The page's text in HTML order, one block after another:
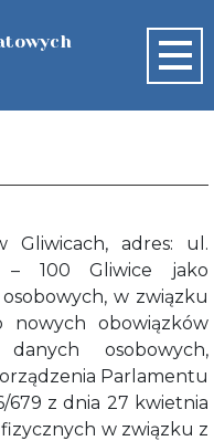
ZE
DRÓG
Gliwicach, adres: ul.
– 100 Gliwice jako
w związku
nowych obowiązków
osobowych,
Parlamentu
679 z dnia 27 kwietnia
w związku z